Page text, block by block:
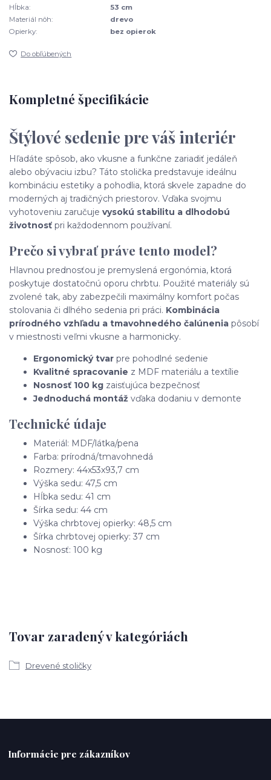
Hĺbka:
53 cm
Materiál nôh:
drevo
Opierky:
bez opierok
Do obľúbených
Kompletné špecifikácie
Štýlové sedenie pre váš interiér
Hľadáte spôsob, ako vkusne a funkčne zariadiť jedáleň
alebo obývaciu izbu? Táto stolička predstavuje ideálnu
kombináciu estetiky a pohodlia, ktorá skvele zapadne do
moderných aj tradičných priestorov. Vďaka svojmu
vyhotoveniu zaručuje vysokú stabilitu a dlhodobú
životnosť pri každodennom používaní.
Prečo si vybrať práve tento model?
Hlavnou prednosťou je premyslená ergonómia, ktorá
poskytuje dostatočnú oporu chrbtu. Použité materiály sú
zvolené tak, aby zabezpečili maximálny komfort počas
stolovania či dlhého sedenia pri práci. Kombinácia
prírodného vzhľadu a tmavohnedého čalúnenia pôsobí
v miestnosti veľmi vkusne a harmonicky.
Ergonomický tvar pre pohodlné sedenie
Kvalitné spracovanie z MDF materiálu a textílie
Nosnosť 100 kg zaisťujúca bezpečnosť
Jednoduchá montáž vďaka dodaniu v demonte
Technické údaje
Materiál: MDF/látka/pena
Farba: prírodná/tmavohnedá
Rozmery: 44x53x93,7 cm
Výška sedu: 47,5 cm
Hĺbka sedu: 41 cm
Šírka sedu: 44 cm
Výška chrbtovej opierky: 48,5 cm
Šírka chrbtovej opierky: 37 cm
Nosnosť: 100 kg
Tovar zaradený v kategóriách
Drevené stoličky
Informácie pre zákazníkov